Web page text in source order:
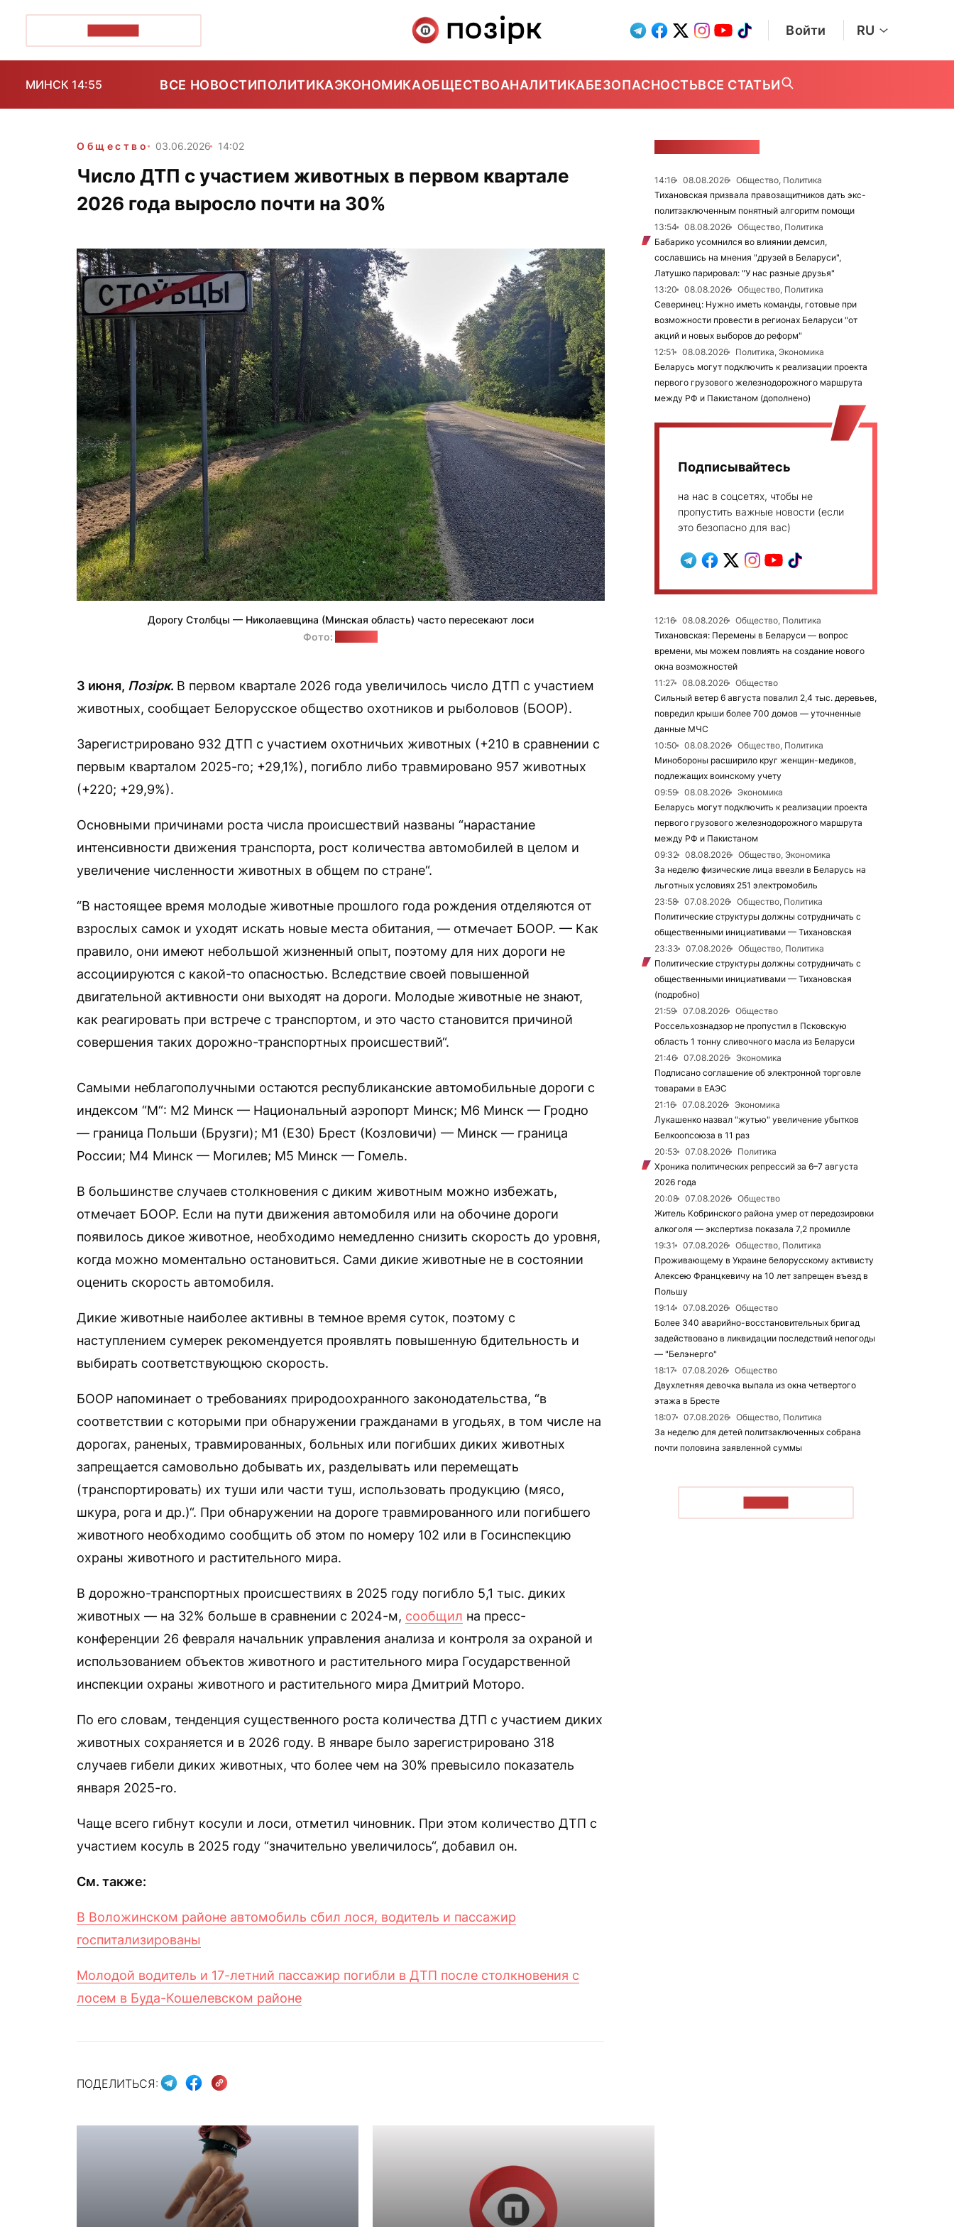
Войти RU
МИНСК 14:55 ВСЕ НОВОСТИПОЛИТИКАЭКОНОМИКАОБЩЕСТВОАНАЛИТИКАБЕЗОПАСНОСТЬВСЕ СТАТЬИ
Общество 03.06.2026 14:02
Число ДТП с участием животных в первом квартале
2026 года выросло почти на 30%
Дорогу Столбцы — Николаевщина (Минская область) часто пересекают лоси
Фото:
3 июня, Позірк. В первом квартале 2026 года увеличилось число ДТП с участием
животных, сообщает Белорусское общество охотников и рыболовов (БООР).
Зарегистрировано 932 ДТП с участием охотничьих животных (+210 в сравнении с
первым кварталом 2025-го; +29,1%), погибло либо травмировано 957 животных
(+220; +29,9%).
Основными причинами роста числа происшествий названы “нарастание
интенсивности движения транспорта, рост количества автомобилей в целом и
увеличение численности животных в общем по стране“.
“В настоящее время молодые животные прошлого года рождения отделяются от
взрослых самок и уходят искать новые места обитания, — отмечает БООР. — Как
правило, они имеют небольшой жизненный опыт, поэтому для них дороги не
ассоциируются с какой-то опасностью. Вследствие своей повышенной
двигательной активности они выходят на дороги. Молодые животные не знают,
как реагировать при встрече с транспортом, и это часто становится причиной
совершения таких дорожно-транспортных происшествий“.
Самыми неблагополучными остаются республиканские автомобильные дороги с
индексом “М“: М2 Минск — Национальный аэропорт Минск; М6 Минск — Гродно
— граница Польши (Брузги); М1 (Е30) Брест (Козловичи) — Минск — граница
России; М4 Минск — Могилев; М5 Минск — Гомель.
В большинстве случаев столкновения с диким животным можно избежать,
отмечает БООР. Если на пути движения автомобиля или на обочине дороги
появилось дикое животное, необходимо немедленно снизить скорость до уровня,
когда можно моментально остановиться. Сами дикие животные не в состоянии
оценить скорость автомобиля.
Дикие животные наиболее активны в темное время суток, поэтому с
наступлением сумерек рекомендуется проявлять повышенную бдительность и
выбирать соответствующюю скорость.
БООР напоминает о требованиях природоохранного законодательства, “в
соответствии с которыми при обнаружении гражданами в угодьях, в том числе на
дорогах, раненых, травмированных, больных или погибших диких животных
запрещается самовольно добывать их, разделывать или перемещать
(транспортировать) их туши или части туш, использовать продукцию (мясо,
шкура, рога и др.)“. При обнаружении на дороге травмированного или погибшего
животного необходимо сообщить об этом по номеру 102 или в Госинспекцию
охраны животного и растительного мира.
В дорожно-транспортных происшествиях в 2025 году погибло 5,1 тыс. диких
животных — на 32% больше в сравнении с 2024-м, сообщил на пресс-
конференции 26 февраля начальник управления анализа и контроля за охраной и
использованием объектов животного и растительного мира Государственной
инспекции охраны животного и растительного мира Дмитрий Моторо.
По его словам, тенденция существенного роста количества ДТП с участием диких
животных сохраняется и в 2026 году. В январе было зарегистрировано 318
случаев гибели диких животных, что более чем на 30% превысило показатель
января 2025-го.
Чаще всего гибнут косули и лоси, отметил чиновник. При этом количество ДТП с
участием косуль в 2025 году “значительно увеличилось“, добавил он.
См. также:
В Воложинском районе автомобиль сбил лося, водитель и пассажир
госпитализированы
Молодой водитель и 17-летний пассажир погибли в ДТП после столкновения с
лосем в Буда-Кошелевском районе
ПОДЕЛИТЬСЯ:
14:16 08.08.2026
Общество, Политика
Тихановская призвала правозащитников дать экс-
политзаключенным понятный алгоритм помощи
13:54
08.08.2026
Общество, Политика
Бабарико усомнился во влиянии демсил,
сославшись на мнения "друзей в Беларуси",
Латушко парировал: "У нас разные друзья"
13:20
08.08.2026
Общество, Политика
Северинец: Нужно иметь команды, готовые при
возможности провести в регионах Беларуси "от
акций и новых выборов до реформ"
12:51
08.08.2026
Политика, Экономика
Беларусь могут подключить к реализации проекта
первого грузового железнодорожного маршрута
между РФ и Пакистаном (дополнено)
Подписывайтесь
на нас в соцсетях, чтобы не
пропустить важные новости (если
это безопасно для вас)
12:16 08.08.2026
Общество, Политика
Тихановская: Перемены в Беларуси — вопрос
времени, мы можем повлиять на создание нового
окна возможностей
11:27
08.08.2026
Общество
Сильный ветер 6 августа повалил 2,4 тыс. деревьев,
повредил крыши более 700 домов — уточненные
данные МЧС
10:50
08.08.2026
Общество, Политика
Минобороны расширило круг женщин-медиков,
подлежащих воинскому учету
09:59
08.08.2026
Экономика
Беларусь могут подключить к реализации проекта
первого грузового железнодорожного маршрута
между РФ и Пакистаном
09:32
08.08.2026
Общество, Экономика
За неделю физические лица ввезли в Беларусь на
льготных условиях 251 электромобиль
23:58
07.08.2026
Общество, Политика
Политические структуры должны сотрудничать с
общественными инициативами — Тихановская
23:33
07.08.2026
Общество, Политика
Политические структуры должны сотрудничать с
общественными инициативами — Тихановская
(подробно)
21:59
07.08.2026
Общество
Россельхознадзор не пропустил в Псковскую
область 1 тонну сливочного масла из Беларуси
21:46
07.08.2026
Экономика
Подписано соглашение об электронной торговле
товарами в ЕАЭС
21:16
07.08.2026
Экономика
Лукашенко назвал "жутью" увеличение убытков
Белкоопсоюза в 11 раз
20:53
07.08.2026
Политика
Хроника политических репрессий за 6–7 августа
2026 года
20:08
07.08.2026
Общество
Житель Кобринского района умер от передозировки
алкоголя — экспертиза показала 7,2 промилле
19:31
07.08.2026
Общество, Политика
Проживающему в Украине белорусскому активисту
Алексею Францкевичу на 10 лет запрещен въезд в
Польшу
19:14
07.08.2026
Общество
Более 340 аварийно-восстановительных бригад
задействовано в ликвидации последствий непогоды
— "Белэнерго"
18:17
07.08.2026
Общество
Двухлетняя девочка выпала из окна четвертого
этажа в Бресте
18:07
07.08.2026
Общество, Политика
За неделю для детей политзаключенных собрана
почти половина заявленной суммы